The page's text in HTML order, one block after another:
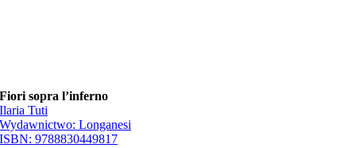
Fiori sopra l’inferno
Ilaria Tuti
Wydawnictwo:Longanesi
ISBN:9788830449817